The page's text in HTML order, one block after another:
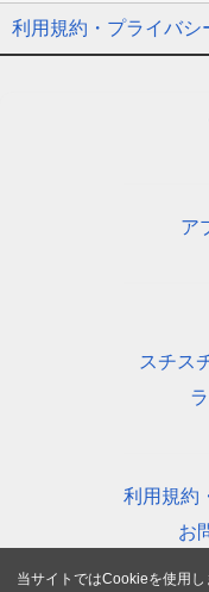
利用規約・プライバシ
ア
スチス
利用規約
お
当サイトではCookieを使用